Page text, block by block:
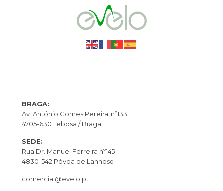
BRAGA:
Av. António Gomes Pereira, nº133
4705-630 Tebosa / Braga
SEDE:
Rua Dr. Manuel Ferreira nº145
4830-542 Póvoa de Lanhoso
comercial@evelo.pt